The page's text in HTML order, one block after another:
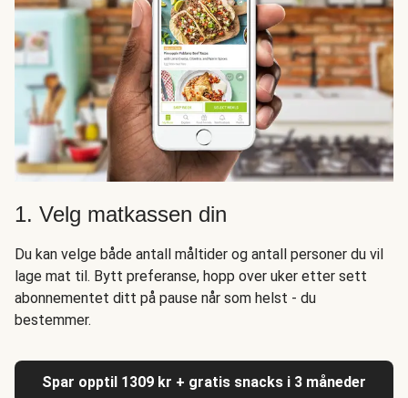
1. Velg matkassen din
Du kan velge både antall måltider og antall personer du vil
lage mat til. Bytt preferanse, hopp over uker etter sett
abonnementet ditt på pause når som helst - du
bestemmer.
Spar opptil 1309 kr + gratis snacks i 3 måneder